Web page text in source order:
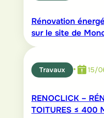
Rénovation
sur le site de
Travaux • 15/
RENOCLICK –
TOITURES ≤ 400